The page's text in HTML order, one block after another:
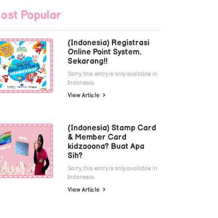
Popular
(Indonesia) Registrasi
Online Point System.
Sekarang!!
Sorry, this entry is only available in
Indonesia.
View Article
(Indonesia) Stamp Card
& Member Card
kidzooona? Buat Apa
Sih?
Sorry, this entry is only available in
Indonesia.
View Article